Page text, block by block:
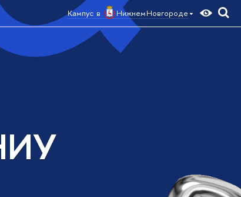
Кампус в Нижнем Новгороде